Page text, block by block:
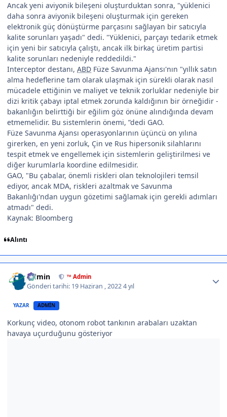
Ancak yeni aviyonik bileşeni oluşturduktan sonra, "yüklenici
daha sonra aviyonik bileşeni oluşturmak için gereken
elektronik güç dönüştürme parçasını sağlayan bir satıcıyla
kalite sorunları yaşadı" dedi. "Yüklenici, parçayı tedarik etmek
için yeni bir satıcıyla çalıştı, ancak ilk birkaç üretim partisi
kalite sorunları nedeniyle reddedildi."
Interceptor destanı, ABD Füze Savunma Ajansı'nın "yıllık satın
alma hedeflerine tam olarak ulaşmak için sürekli olarak nasıl
mücadele ettiğinin ve maliyet ve teknik zorluklar nedeniyle bir
dizi kritik çabayı iptal etmek zorunda kaldığının bir örneğidir -
bakanlığın belirttiği bir eğilim göz önüne alındığında devam
etmemelidir. Bu sistemlerin önemi, ”dedi GAO.
Füze Savunma Ajansı operasyonlarının üçüncü on yılına
girerken, en yeni zorluk, Çin ve Rus hipersonik silahlarını
tespit etmek ve engellemek için sistemlerin geliştirilmesi ve
diğer kurumlarla koordine edilmesidir.
GAO, "Bu çabalar, önemli riskleri olan teknolojileri temsil
ediyor, ancak MDA, riskleri azaltmak ve Savunma
Bakanlığı'ndan uygun gözetimi sağlamak için gerekli adımları
atmadı" dedi.
Kaynak: Bloomberg
Alıntı
Admin ™ Admin
Gönderi tarihi: 19 Haziran , 20224 yıl
YAZAR ADMIN
Korkunç video, otonom robot tankının arabaları uzaktan
havaya uçurduğunu gösteriyor